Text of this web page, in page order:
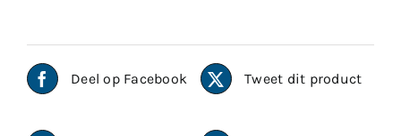
Deel op Facebook Tweet dit product